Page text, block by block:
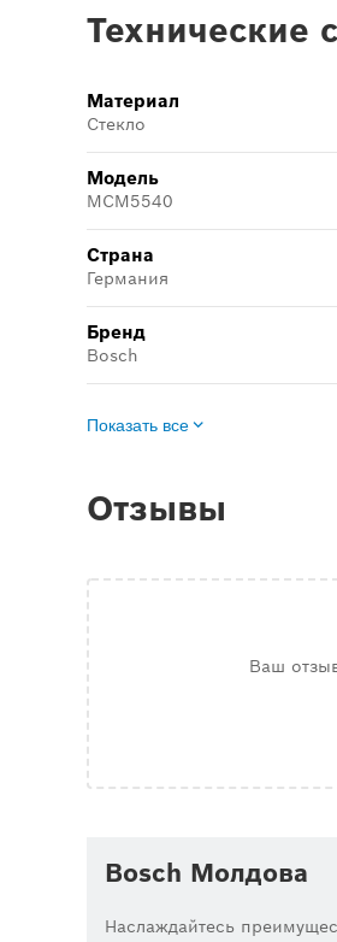
Технические
Материал
Стекло
Модель
MCM5540
Страна
Германия
Бренд
Bosch
Показать все
Отзывы
Ваш
Bosch Молдова
Наслаждайтесь